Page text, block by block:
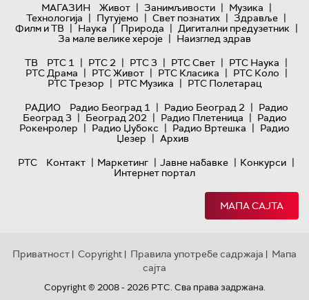
МАГАЗИН
Живот | Занимљивости | Музика |
Технологијa | Путујемо | Свет познатих | Здравље |
Филм и ТВ | Наука | Природа | Дигитални предузетник |
За мале велике хероје | Наизглед здрав
ТВ
РТС 1 | РТС 2 | РТС 3 | РТС Свет | РТС Наука |
РТС Драма | РТС Живот | РТС Класика | РТС Коло |
РТС Трезор | РТС Музика | РТС Полетарац
РАДИО
Радио Београд 1 | Радио Београд 2 | Радио
Београд 3 | Београд 202 | Радио Плетеница | Радио
Рокенролер | Радио Џубокс | Радио Вртешка | Радио
Џезер | Архив
РТС
Контакт | Маркетинг | Јавне набавке | Конкурси |
Интернет портал
МАПА САЈТА
Приватност | Copyright | Правила употребе садржаја | Мапа
сајта
Copyright © 2008 - 2026 РТС. Сва права задржана.